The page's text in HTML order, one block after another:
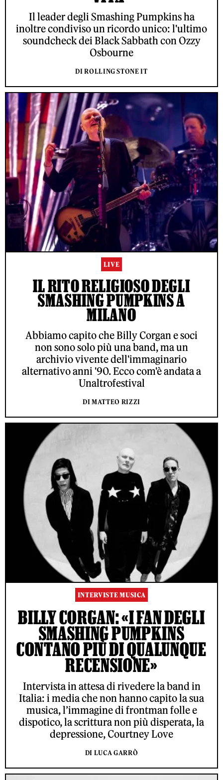
Il leader degli Smashing Pumpkins ha
inoltre condiviso un ricordo unico: l'ultimo
soundcheck dei Black Sabbath con Ozzy
Osbourne
DI ROLLING STONE IT
LIVE
IL RITO RELIGIOSO DEGLI
SMASHING PUMPKINS A
MILANO
Abbiamo capito che Billy Corgan e soci
non sono solo più una band, ma un
archivio vivente dell'immaginario
alternativo anni '90. Ecco com'è andata a
Unaltrofestival
DI MATTEO RIZZI
INTERVISTE MUSICA
BILLY CORGAN: «I FAN DEGLI
SMASHING PUMPKINS
CONTANO PIÙ DI QUALUNQUE
RECENSIONE»
Intervista in attesa di rivedere la band in
Italia: i media che non hanno capito la sua
musica, l’immagine di frontman folle e
dispotico, la scrittura non più disperata, la
depressione, Courtney Love
DI LUCA GARRÒ